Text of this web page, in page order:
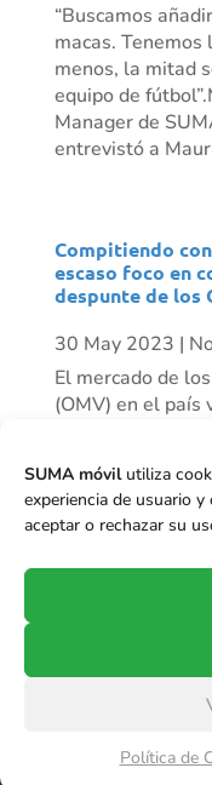
SUMA móvilutiliza
experiencia de usuario
aceptar o rechazar su
Política de
“Buscamos
macas.
menos, la mitad
equipo de
Manager de
entrevistó a
Compitiendo
escaso foco en
despunte de los
30 May 2023 |
El mercado de
(OMV) en el país
Mundo Móvil
importante de
proyecta...